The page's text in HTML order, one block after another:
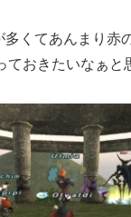
多くてあんまり赤
ておきたいなぁと